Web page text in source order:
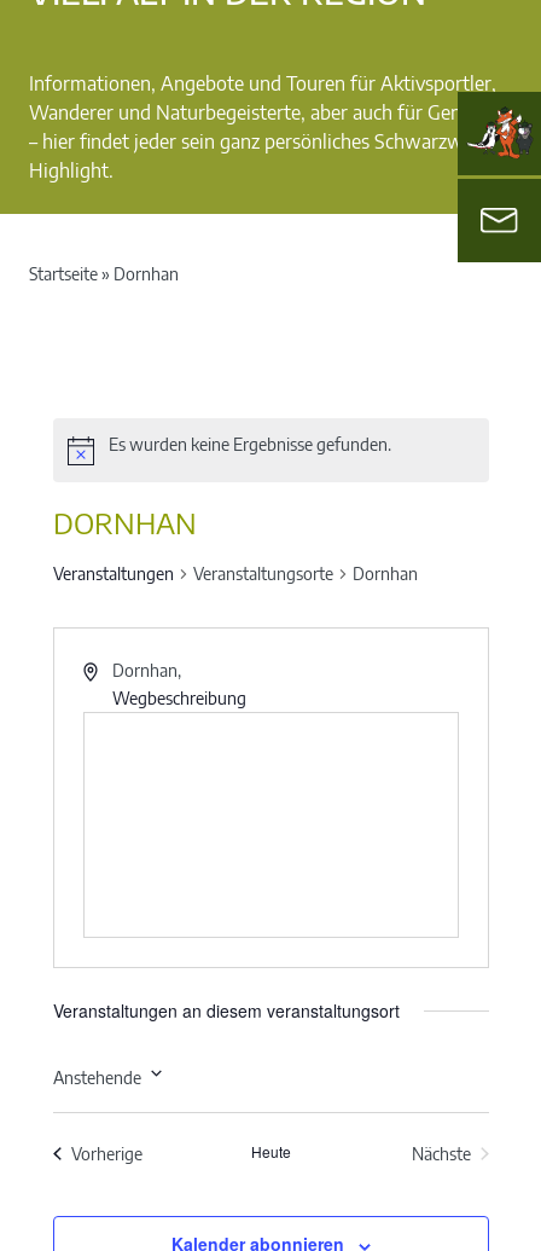
Informationen, Angebote und Touren für Aktivsportler,
Wanderer und Naturbegeisterte, aber auch für Genießer
– hier findet jeder sein ganz persönliches Schwarzwald-
Highlight.
Startseite» Dornhan
Es wurden keine Ergebnisse gefunden.
DORNHAN
Veranstaltungen Veranstaltungsorte Dornhan
Dornhan,
Wegbeschreibung
Veranstaltungen an diesem veranstaltungsort
Anstehende
VorherigeVeranstaltungenHeute
Nächste
Kalender abonnieren